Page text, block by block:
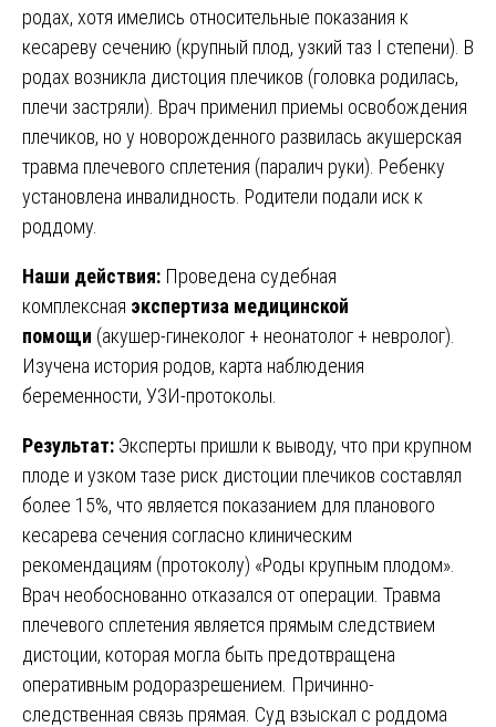
родах, хотя имелись относительные показания к
кесареву сечению (крупный плод, узкий таз I степени). В
родах возникла дистоция плечиков (головка родилась,
плечи застряли). Врач применил приемы освобождения
плечиков, но у новорожденного развилась акушерская
травма плечевого сплетения (паралич руки). Ребенку
установлена инвалидность. Родители подали иск к
роддому.
Наши действия: Проведена судебная
комплексная экспертиза медицинской
помощи (акушер-гинеколог + неонатолог + невролог).
Изучена история родов, карта наблюдения
беременности, УЗИ-протоколы.
Результат: Эксперты пришли к выводу, что при крупном
плоде и узком тазе риск дистоции плечиков составлял
более 15%, что является показанием для планового
кесарева сечения согласно клиническим
рекомендациям (протоколу) «Роды крупным плодом».
Врач необоснованно отказался от операции. Травма
плечевого сплетения является прямым следствием
дистоции, которая могла быть предотвращена
оперативным родоразрешением. Причинно-
следственная связь прямая. Суд взыскал с роддома